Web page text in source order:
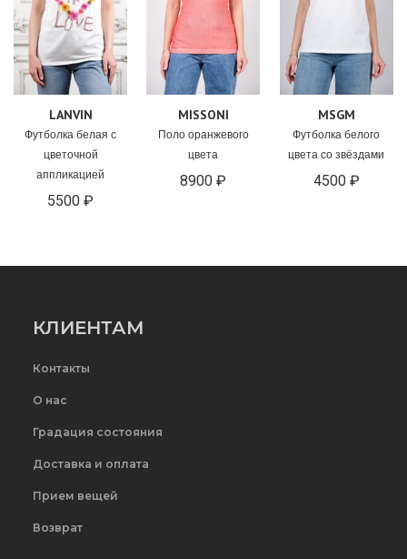
LANVIN
Футболка белая с
цветочной
аппликацией
5500 ₽
MISSONI
Поло оранжевого
цвета
8900 ₽
MSGM
Футболка белого
цвета со звёздами
4500 ₽
КЛИЕНТАМ
Контакты
О нас
Градация состояния
Доставка и оплата
Прием вещей
Возврат